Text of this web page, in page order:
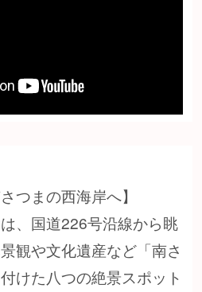
つまの西海岸へ】
、国道226号沿線から眺
観や文化遺産など「南さ
けた八つの絶景スポット